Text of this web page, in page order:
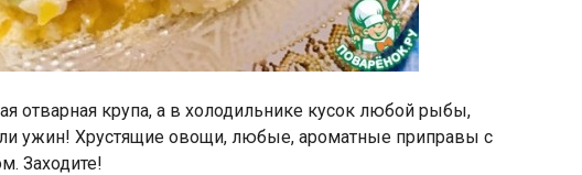
отварная крупа, а в холодильнике кусок любой рыбы,
ужин! Хрустящие овощи, любые, ароматные приправы с
Заходите!